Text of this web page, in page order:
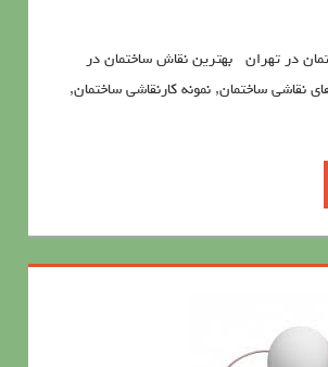
در تهران بهترین نقاش ساختمان در
نقاشی ساختمان, نمونه کارنقاشی ساختمان,